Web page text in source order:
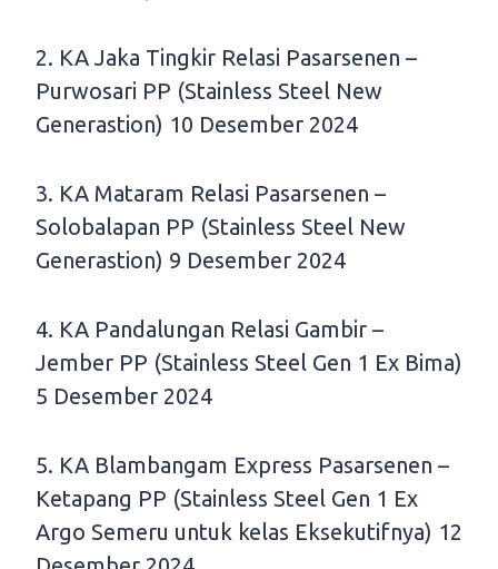
2. KA Jaka Tingkir Relasi Pasarsenen –
Purwosari PP (Stainless Steel New
Generastion) 10 Desember 2024
3. KA Mataram Relasi Pasarsenen –
Solobalapan PP (Stainless Steel New
Generastion) 9 Desember 2024
4. KA Pandalungan Relasi Gambir –
Jember PP (Stainless Steel Gen 1 Ex Bima)
5 Desember 2024
5. KA Blambangam Express Pasarsenen –
Ketapang PP (Stainless Steel Gen 1 Ex
Argo Semeru untuk kelas Eksekutifnya) 12